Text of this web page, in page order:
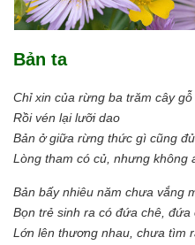
Bản ta
Chỉ xin của rừng ba trăm cây gỗ
Rồi vén lại lưỡi dao
Bản ở giữa rừng thức gì cũng đủ
Lòng tham có củ, nhưng không
Bản bấy nhiêu năm chưa vắng
Bọn trẻ sinh ra có đứa chê, đứa
Lớn lên thương nhau, chưa tìm